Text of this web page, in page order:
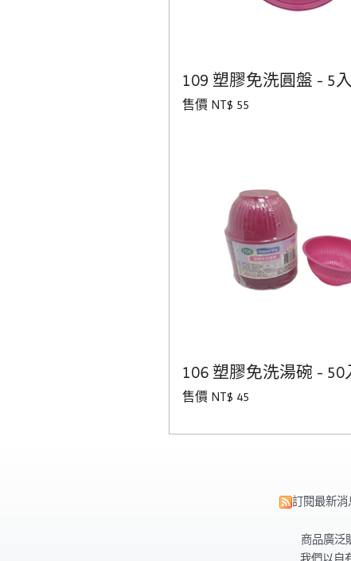
109 塑膠免洗圓盤 - 5入
售價 NT$ 55
106 塑膠免洗湯碗 - 50
售價 NT$ 45
訂閱最新消
商品廣泛